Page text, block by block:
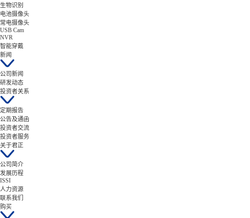
生物识别
电池摄像头
常电摄像头
USB Cam
NVR
智能穿戴
新闻
公司新闻
研发动态
投资者关系
定期报告
公告及通函
投资者交流
投资者服务
关于君正
公司简介
发展历程
ISSI
人力资源
联系我们
购买